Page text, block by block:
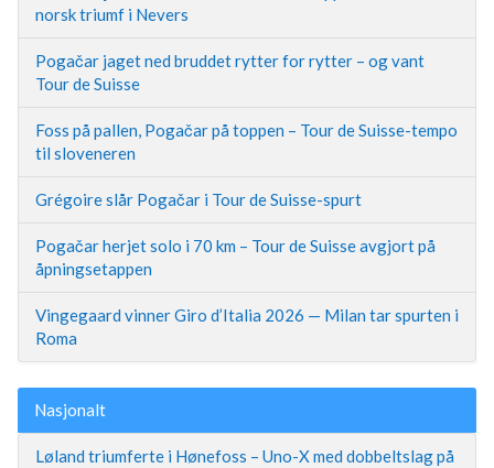
norsk triumf i Nevers
Pogačar jaget ned bruddet rytter for rytter – og vant
Tour de Suisse
Foss på pallen, Pogačar på toppen – Tour de Suisse-tempo
til sloveneren
Grégoire slår Pogačar i Tour de Suisse-spurt
Pogačar herjet solo i 70 km – Tour de Suisse avgjort på
åpningsetappen
Vingegaard vinner Giro d’Italia 2026 — Milan tar spurten i
Roma
Nasjonalt
Løland triumferte i Hønefoss – Uno-X med dobbeltslag på